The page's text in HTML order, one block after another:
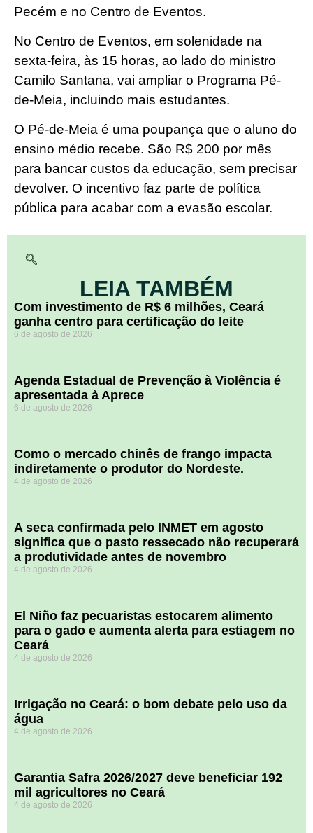
Pecém e no Centro de Eventos.
No Centro de Eventos, em solenidade na
sexta-feira, às 15 horas, ao lado do ministro
Camilo Santana, vai ampliar o Programa Pé-
de-Meia, incluindo mais estudantes.
O Pé-de-Meia é uma poupança que o aluno do
ensino médio recebe. São R$ 200 por mês
para bancar custos da educação, sem precisar
devolver. O incentivo faz parte de política
pública para acabar com a evasão escolar.
LEIA TAMBÉM
Com investimento de R$ 6 milhões, Ceará
ganha centro para certificação do leite
6 de agosto de 2026
Agenda Estadual de Prevenção à Violência é
apresentada à Aprece
6 de agosto de 2026
​Como o mercado chinês de frango impacta
indiretamente o produtor do Nordeste.
4 de agosto de 2026
A seca confirmada pelo INMET em agosto
significa que o pasto ressecado não recuperará
a produtividade antes de novembro
4 de agosto de 2026
El Niño faz pecuaristas estocarem alimento
para o gado e aumenta alerta para estiagem no
Ceará
4 de agosto de 2026
Irrigação no Ceará: o bom debate pelo uso da
água
4 de agosto de 2026
Garantia Safra 2026/2027 deve beneficiar 192
mil agricultores no Ceará
4 de agosto de 2026